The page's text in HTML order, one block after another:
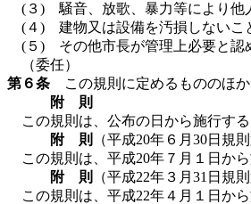
(３) 騒音、放歌、暴力等により他
(４) 建物又は設備を汚損しないこ
(５) その他市長が管理上必要と認
（委任）
第６条 この規則に定めるもののほか
附 則
この規則は、公布の日から施行する
附 則
（平成20年６月30日規則
この規則は、平成20年７月１日から
附 則
（平成22年３月31日規則
この規則は、平成22年４月１日から